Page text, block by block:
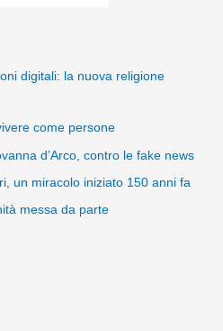
digitali: la nuova religione
come persone
d’Arco, contro le fake news
un miracolo iniziato 150 anni fa
messa da parte